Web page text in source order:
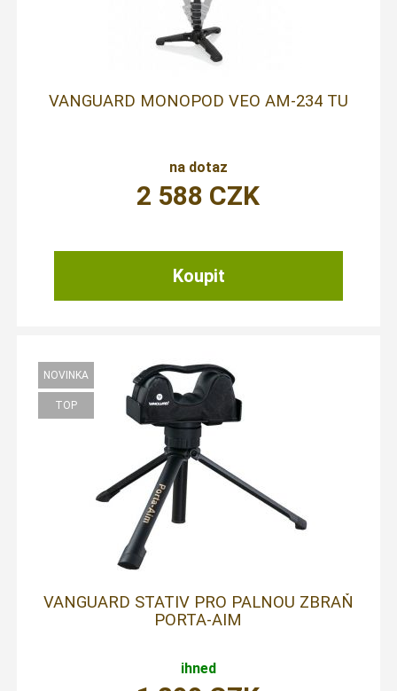
VANGUARD MONOPOD VEO AM-234 TU
na dotaz
2 588 CZK
VANGUARD STATIV PRO PALNOU ZBRAŇ
PORTA-AIM
ihned